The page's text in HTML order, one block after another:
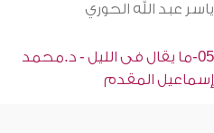
ياسر عبد الله الحوري
05-ما يقال فى الليل - د.محمد
إسماعيل المقدم